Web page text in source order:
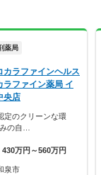
薬局
カラファインヘルス
ファイン薬局 イ
央店
定のクリーンな環
の自…
430万円～560万円
泉市